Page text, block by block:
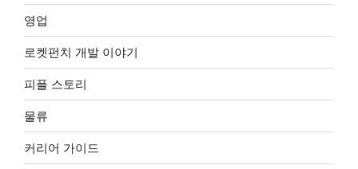
영업
로켓펀치 개발 이야기
피플 스토리
물류
커리어 가이드